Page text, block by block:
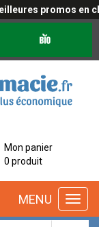
promos en
Mon panier
0 produit
MENU